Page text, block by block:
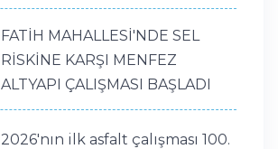
FATİH MAHALLESİ'NDE SEL
RİSKİNE KARŞI MENFEZ
ALTYAPI ÇALIŞMASI BAŞLADI
2026'nın ilk asfalt çalışması 100.